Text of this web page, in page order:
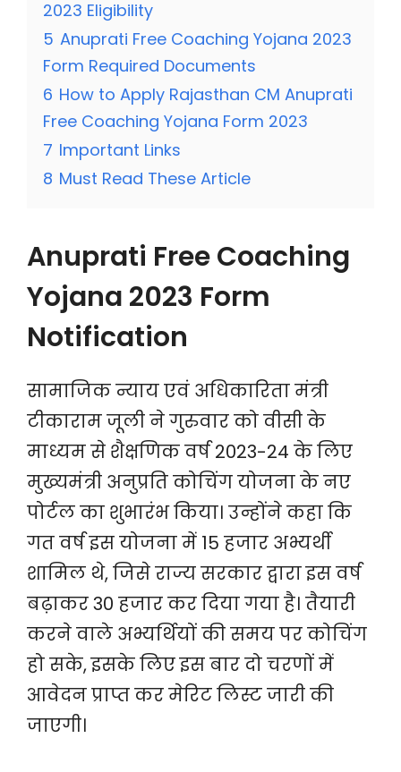
2023 Eligibility
5 Anuprati Free Coaching Yojana 2023
Form Required Documents
6 How to Apply Rajasthan CM Anuprati
Free Coaching Yojana Form 2023
7 Important Links
8 Must Read These Article
Anuprati Free Coaching
Yojana 2023 Form
Notification
सामाजिक न्याय एवं अधिकारिता मंत्री
टीकाराम जूली ने गुरुवार को वीसी के
माध्यम से शैक्षणिक वर्ष 2023-24 के लिए
मुख्यमंत्री अनुप्रति कोचिंग योजना के नए
पोर्टल का शुभारंभ किया। उन्होंने कहा कि
गत वर्ष इस योजना में 15 हजार अभ्यर्थी
शामिल थे, जिसे राज्य सरकार द्वारा इस वर्ष
बढ़ाकर 30 हजार कर दिया गया है। तैयारी
करने वाले अभ्यर्थियों की समय पर कोचिंग
हो सके, इसके लिए इस बार दो चरणों में
आवेदन प्राप्त कर मेरिट लिस्ट जारी की
जाएगी।